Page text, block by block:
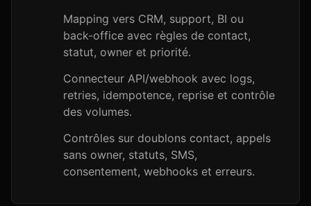
Mapping vers CRM, support, BI ou
back-office avec règles de contact,
statut, owner et priorité.
Connecteur API/webhook avec logs,
retries, idempotence, reprise et contrôle
des volumes.
Contrôles sur doublons contact, appels
sans owner, statuts, SMS,
consentement, webhooks et erreurs.